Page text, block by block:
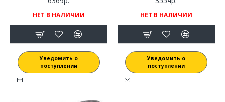
НЕТ В НАЛИЧИИ
Уведомить о
поступлении
НЕТ В НАЛИЧИИ
Уведомить о
поступлении